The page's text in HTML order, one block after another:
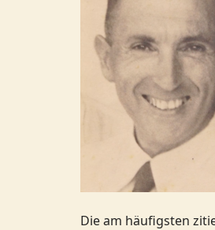
Die am häufigsten